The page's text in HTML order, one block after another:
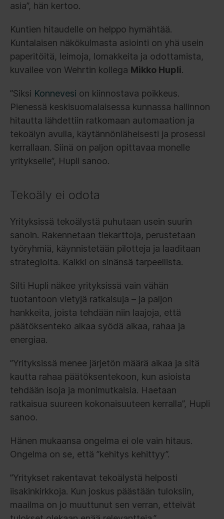
asia”, hän kertoo.
Kuntien hitaudelle on helppo hymähtää.
Kuntalaisen näkökulmasta asiointi on yhä usein
paperitöitä, leimoja, lomakkeita ja odottamista,
kuvailee von Wehrtin kollega Mikko Hupli.
”Siksi Konnevesi on kiinnostava poikkeus.
Pienessä keskisuomalaisessa kunnassa hallinnon
hitautta lähdettiin ratkomaan automaation ja
tekoälyn avulla, käytännönläheisesti ja prosessi
kerrallaan. Siinä on paljon opittavaa monelle
yritykselle”, Hupli sanoo.
Tekoäly ei odota
Yrityksissä tekoälystä puhutaan usein suurin
sanoin. Rakennetaan tiekarttoja, perustetaan
työryhmiä, käynnistetään pilotteja ja laaditaan
strategioita. Kaikki on sinänsä tarpeellista.
Silti Hupli näkee yrityksissä vain vähän
tuotantoon vietyjä ratkaisuja – ja paljon
hankkeita, joista tehdään niin laajoja, että
päätöksenteko alkaa syödä aikaa, rahaa ja
energiaa.
”Yrityksissä menee järjetön määrä aikaa ja sitä
kautta rahaa päätöksentekoon, kun asioista
tehdään isoja ja monimutkaisia. Haetaan
ratkaisua suureen kokonaisuuteen kerralla”, Hupli
sanoo.
Hänen mukaansa ongelma ei ole vain hitaus.
Ongelma on se, että ”kehitys kehittyy”.
”Yritykset rakentavat tekoälystä helposti
iisakinkirkkoja. Kun joskus päästään tuloksiin,
maailma on jo muuttunut sen verran, etteivät